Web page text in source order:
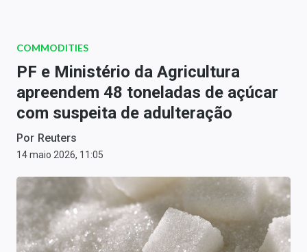
Newsletters
Money Trader
Anuncie
Últimas Notícias
Newsletters
Cotações
Comprar ou vender?
COMMODITIES
PF e Ministério da Agricultura
apreendem 48 toneladas de açúcar
com suspeita de adulteração
Por Reuters
14 maio 2026, 11:05